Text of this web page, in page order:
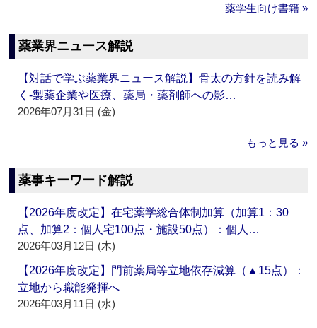
薬学生向け書籍 »
薬業界ニュース解説
【対話で学ぶ薬業界ニュース解説】骨太の方針を読み解
く‐製薬企業や医療、薬局・薬剤師への影…
2026年07月31日 (金)
もっと見る »
薬事キーワード解説
【2026年度改定】在宅薬学総合体制加算（加算1：30
点、加算2：個人宅100点・施設50点）：個人…
2026年03月12日 (木)
【2026年度改定】門前薬局等立地依存減算（▲15点）：
立地から職能発揮へ
2026年03月11日 (水)